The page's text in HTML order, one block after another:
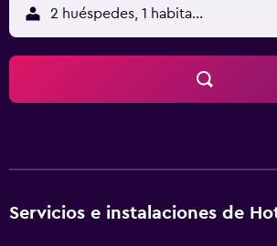
2 huéspedes, 1 habitación
Servicios e instalaciones de